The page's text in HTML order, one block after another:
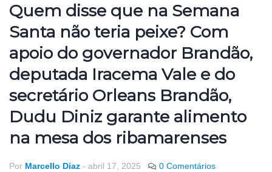
Quem disse que na Semana
Santa não teria peixe? Com
apoio do governador Brandão,
deputada Iracema Vale e do
secretário Orleans Brandão,
Dudu Diniz garante alimento
na mesa dos ribamarenses
Por Marcello Diaz - abril 17, 2025 0 Comentários